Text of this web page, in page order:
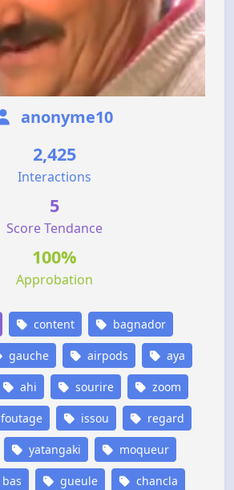
anonyme10
2,425
Interactions
5
Score Tendance
100%
Approbation
content bagnador
gauche airpods aya
ahi sourire zoom
foutage issou regard
yatangaki moqueur
bas gueule chancla